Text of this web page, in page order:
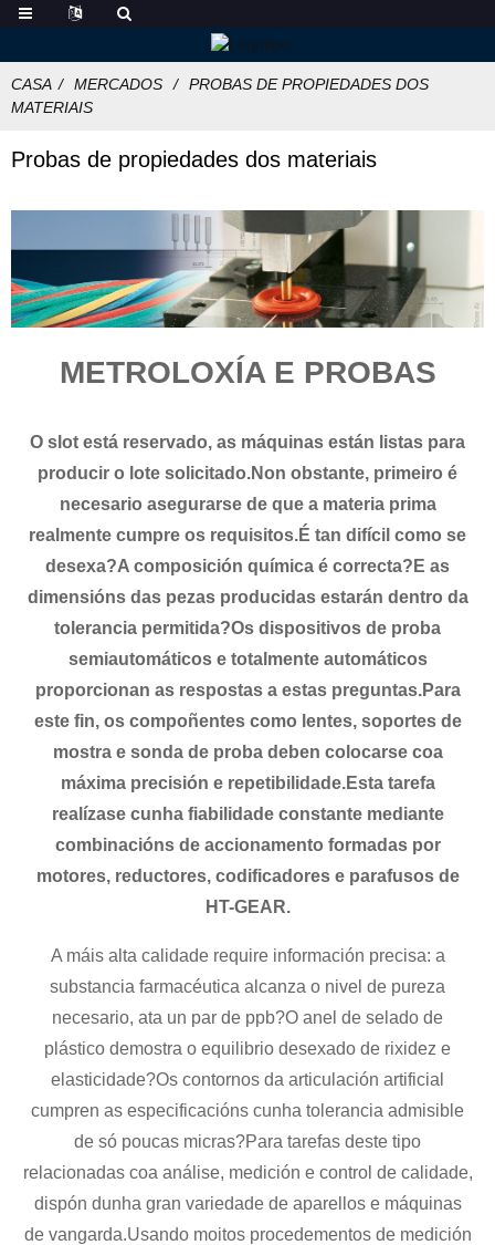
CASA MERCADOS
PROBAS DE PROPIEDADES DOS
MATERIAIS
Probas de propiedades dos materiais
METROLOXÍA ​​E PROBAS
O slot está reservado, as máquinas están listas para
producir o lote solicitado.Non obstante, primeiro é
necesario asegurarse de que a materia prima
realmente cumpre os requisitos.É tan difícil como se
desexa?A composición química é correcta?E as
dimensións das pezas producidas estarán dentro da
tolerancia permitida?Os dispositivos de proba
semiautomáticos e totalmente automáticos
proporcionan as respostas a estas preguntas.Para
este fin, os compoñentes como lentes, soportes de
mostra e sonda de proba deben colocarse coa
máxima precisión e repetibilidade.Esta tarefa
realízase cunha fiabilidade constante mediante
combinacións de accionamento formadas por
motores, reductores, codificadores e parafusos de
HT-GEAR.
A máis alta calidade require información precisa: a
substancia farmacéutica alcanza o nivel de pureza
necesario, ata un par de ppb?O anel de selado de
plástico demostra o equilibrio desexado de rixidez e
elasticidade?Os contornos da articulación artificial
cumpren as especificacións cunha tolerancia admisible
de só poucas micras?Para tarefas deste tipo
relacionadas coa análise, medición e control de calidade,
dispón dunha gran variedade de aparellos e máquinas
de vangarda.Usando moitos procedementos de medición